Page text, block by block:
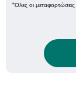
*Όλες οι μεταφορτώσεις